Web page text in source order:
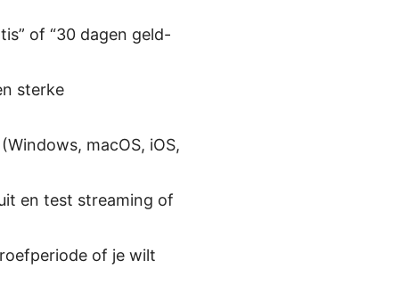
of “30 dagen geld-
sterke
macOS, iOS,
en test streaming of
of je wilt